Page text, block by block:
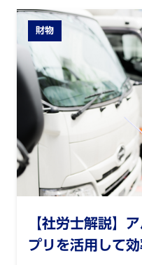
財物
【社労士解説】
プリを活用して